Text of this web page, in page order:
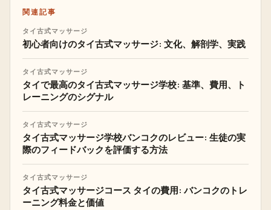
関連記事
タイ古式マッサージ
初心者向けのタイ古式マッサージ: 文化、解剖学、実践
タイ古式マッサージ
タイで最高のタイ古式マッサージ学校: 基準、費用、ト
レーニングのシグナル
タイ古式マッサージ
タイ古式マッサージ学校バンコクのレビュー: 生徒の実
際のフィードバックを評価する方法
タイ古式マッサージ
タイ古式マッサージコース タイの費用: バンコクのトレ
ーニング料金と価値